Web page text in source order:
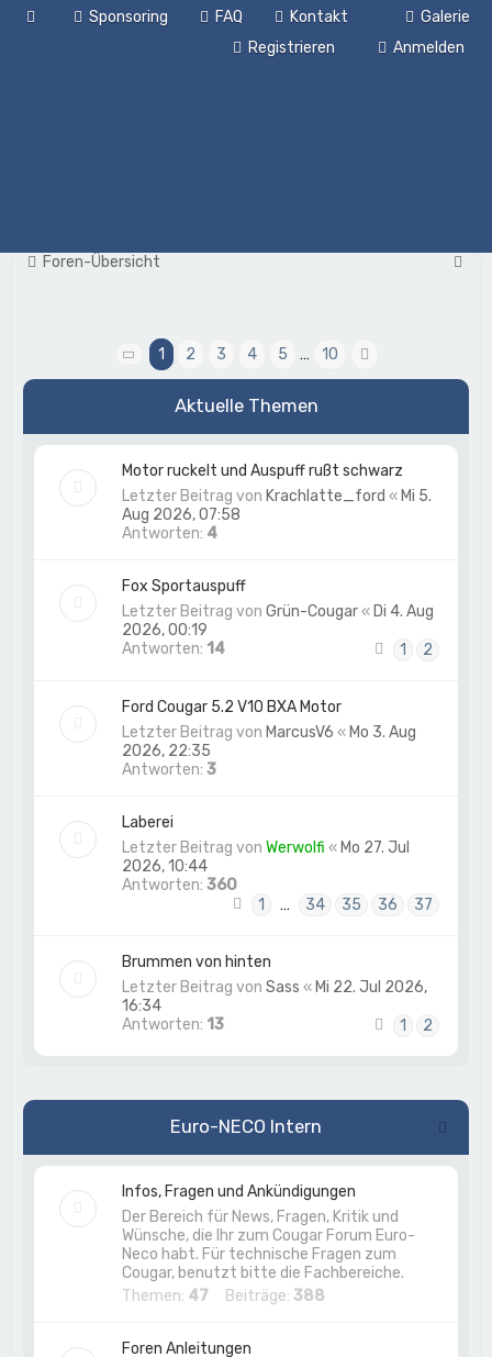
Galerie
Sponsoring FAQ
Kontakt
Anmelden
Registrieren
Foren-Übersicht
e
Seite 1von10
1 2 3 4 5 … 10
Aktuelle Themen
Motor ruckelt und Auspuff rußt schwarz
Letzter Beitrag von Krachlatte_ford « Mi 5.
Aug 2026, 07:58
Antworten: 4
Fox Sportauspuff
Letzter Beitrag vonGrün-Cougar« Di 4. Aug
2026, 00:19
Antworten: 14 1 2
Ford Cougar 5.2 V10 BXA Motor
Letzter Beitrag von MarcusV6 « Mo 3. Aug
2026, 22:35
Antworten:3
Laberei
Letzter Beitrag vonWerwolfi « Mo 27. Jul
2026, 10:44
Antworten:360
1
… 34 35 36 37
Brummen von hinten
Letzter Beitrag vonSass « Mi 22. Jul 2026,
16:34
Antworten: 13 1 2
Euro-NECO Intern
Infos, Fragen und Ankündigungen
Der Bereich für News, Fragen, Kritik und
Wünsche, die Ihr zum Cougar Forum Euro-
Neco habt. Für technische Fragen zum
Cougar, benutzt bitte die Fachbereiche.
Themen: 47 Beiträge: 388
Foren Anleitungen